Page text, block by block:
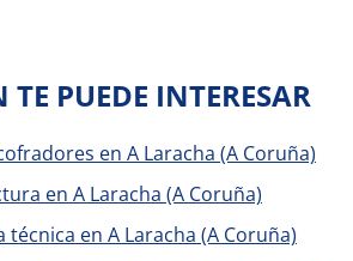
PUEDE INTERESAR
en A Laracha (A Coruña)
en A Laracha (A Coruña)
en A Laracha (A Coruña)